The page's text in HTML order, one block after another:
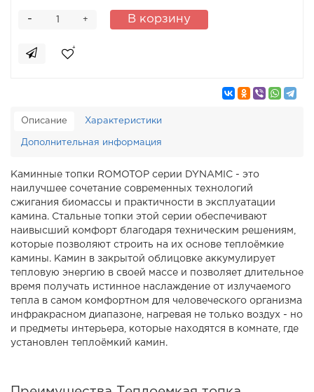
+
- В корзину
Описание Характеристики
Дополнительная информация
Каминные топки ROMOTOP серии DYNAMIC - это
наилучшее сочетание современных технологий
сжигания биомассы и практичности в эксплуатации
камина. Стальные топки этой серии обеспечивают
наивысший комфорт благодаря техническим решениям,
которые позволяют строить на их основе теплоёмкие
камины. Камин в закрытой облицовке аккумулирует
тепловую энергию в своей массе и позволяет длительное
время получать истинное наслаждение от излучаемого
тепла в самом комфортном для человеческого организма
инфракрасном диапазоне, нагревая не только воздух - но
и предметы интерьера, которые находятся в комнате, где
установлен теплоёмкий камин.